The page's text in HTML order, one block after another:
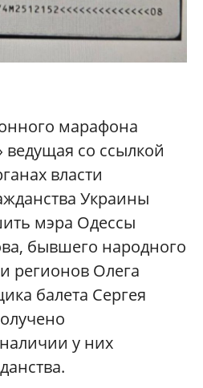
марафона
со ссылкой
власти
Украины
мэра Одессы
бывшего народного
регионов Олега
балета Сергея
у них